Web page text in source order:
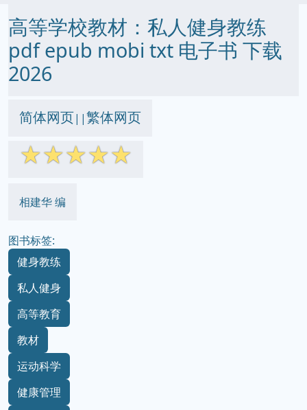
高等学校教材：私人健身教练
pdf epub mobi txt 电子书 下载
2026
简体网页||繁体网页
☆☆☆☆☆
相建华 编
图书标签:
健身教练
私人健身
高等教育
教材
运动科学
健康管理